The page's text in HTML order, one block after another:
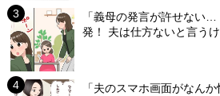
「義母の発言が許せない
発！ 夫は仕方ないと言う
「夫のスマホ画面がなん